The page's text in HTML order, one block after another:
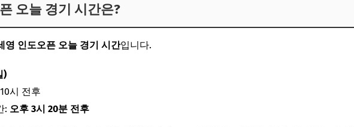
오늘 경기 시간은?
영 인도오픈 오늘 경기 시간입니다.
)
시 전후
: 오후 3시 20분 전후